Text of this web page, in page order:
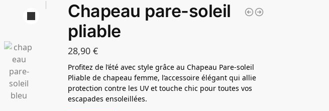
Chapeau pare-soleil
pliable
28,90€
Profitez de l’été avec style grâce au Chapeau Pare-soleil
Pliable de chapeau femme, l’accessoire élégant qui allie
protection contre les UV et touche chic pour toutes vos
escapades ensoleillées.